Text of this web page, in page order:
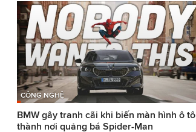
CÔNG NGHỆ
BMW gây tranh cãi khi biến màn hình ô tô
thành nơi quảng bá Spider-Man